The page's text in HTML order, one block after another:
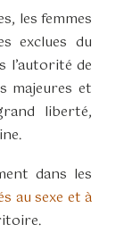
les femmes
exclues du
l’autorité de
majeures et
liberté,
dans les
au sexe et à